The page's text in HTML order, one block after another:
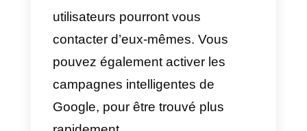
3) Autoritativeness:ce
paramètre comprend le nombre
d’évaluations de l’activité dans
Google My Business et leur